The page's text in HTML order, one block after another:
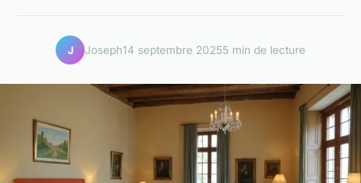
J Joseph14 septembre 20255 min de lecture